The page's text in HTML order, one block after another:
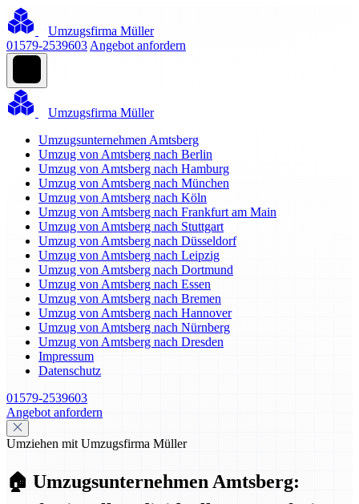
Umzugsfirma Müller
01579-2539603 Angebot anfordern
Umzugsfirma Müller
Umzugsunternehmen Amtsberg
Umzug von Amtsberg nach Berlin
Umzug von Amtsberg nach Hamburg
Umzug von Amtsberg nach München
Umzug von Amtsberg nach Köln
Umzug von Amtsberg nach Frankfurt am Main
Umzug von Amtsberg nach Stuttgart
Umzug von Amtsberg nach Düsseldorf
Umzug von Amtsberg nach Leipzig
Umzug von Amtsberg nach Dortmund
Umzug von Amtsberg nach Essen
Umzug von Amtsberg nach Bremen
Umzug von Amtsberg nach Hannover
Umzug von Amtsberg nach Nürnberg
Umzug von Amtsberg nach Dresden
Impressum
Datenschutz
01579-2539603
Angebot anfordern
Umziehen mit Umzugsfirma Müller
🏠 Umzugsunternehmen Amtsberg: